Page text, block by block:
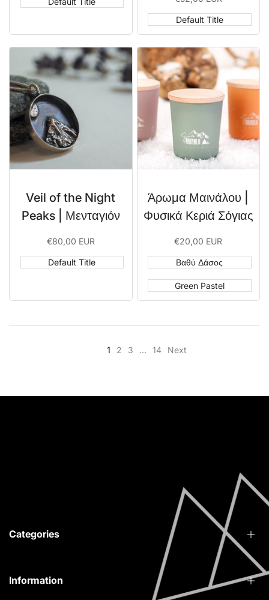
price
Default Title
Veil of the Night
Peaks | Μενταγιόν
Sale
price
€80,00 EUR
Default Title
Άρωμα Μαινάλου |
Φυσικά Κεριά Σόγιας
Sale
price
€20,00 EUR
Βαθύ Δάσος
Green Pastel
1 2 3 … 14 Next
Categories
Information